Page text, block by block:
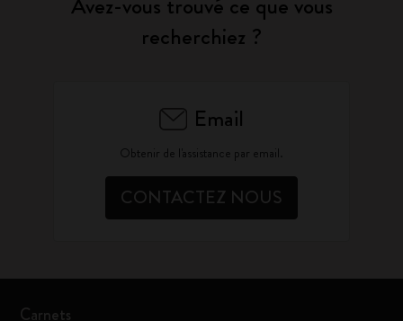
recherchiez ?
Email
Obtenir de l'assistance par email.
CONTACTEZ NOUS
Carnets